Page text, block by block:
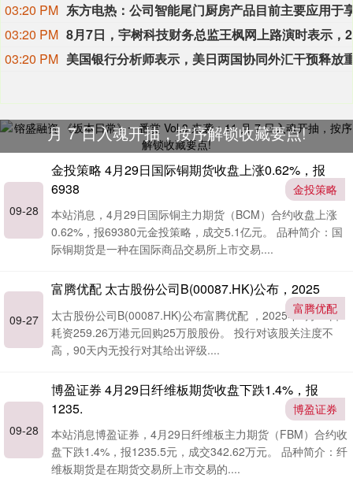
03:20 PM
03:20 PM
03:20 PM
镕盛融资 《坂本日常》一番赏 Vol.3 来袭：11
月 7 日入魂开抽，按序解锁收藏要点!
09-28
金投策略 4月29日国际铜期货收盘上涨0.62%，报
6938
金投策略
本站消息，4月29日国际铜主力期货（BCM）合约收盘上涨
0.62%，报69380元金投策略，成交5.1亿元。 品种简介：国
际铜期货是一种在国际商品交易所上市交易....
09-27
富腾优配 太古股份公司B(00087.HK)公布，2025
富腾优配
太古股份公司B(00087.HK)公布富腾优配 ，2025年4月25日
耗资259.26万港元回购25万股股份。 投行对该股关注度不
高，90天内无投行对其给出评级....
09-28
博盈证券 4月29日纤维板期货收盘下跌1.4%，报
1235.
博盈证券
本站消息博盈证券，4月29日纤维板主力期货（FBM）合约收
盘下跌1.4%，报1235.5元，成交342.62万元。 品种简介：纤
维板期货是在期货交易所上市交易的....